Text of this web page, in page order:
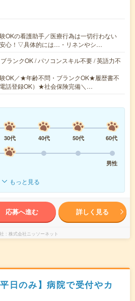
OKの看護助手／医療行為は一切行わない
心！▽具体的には…・リネンやシ…
ランクOK / パソコンスキル不要 / 英語力不
OK／★年齢不問・ブランクOK★履歴書不
話登録OK）★社会保険完備＼…
30代 40代 50代
60代
男性
もっと見る
応募へ進む 詳しく見る
株式会社ニッソーネット
日のみ】病院で受付やカ